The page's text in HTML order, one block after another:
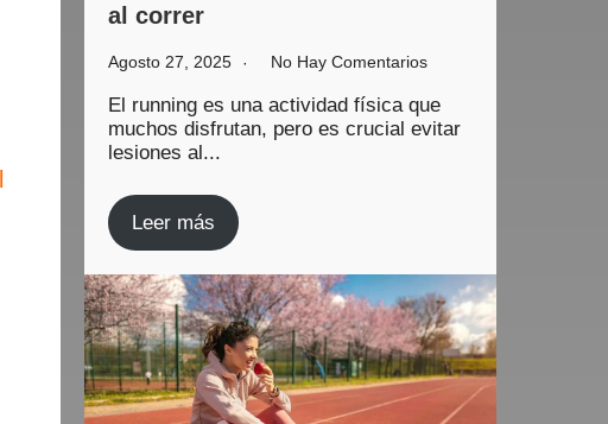
al correr
Agosto 27, 2025 No Hay Comentarios
El running es una actividad física que
muchos disfrutan, pero es crucial evitar
lesiones al...
Leer más